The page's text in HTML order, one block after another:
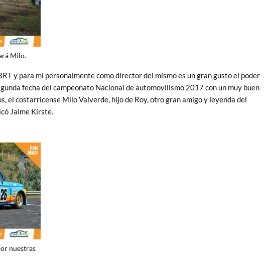
Milo.
y para mí personalmente como director del mismo es un gran gusto el poder
fecha del campeonato Nacional de automovilismo 2017 con un muy buen
el costarricense Milo Valverde, hijo de Roy, otro gran amigo y leyenda del
Jaime Kirste.
nuestras